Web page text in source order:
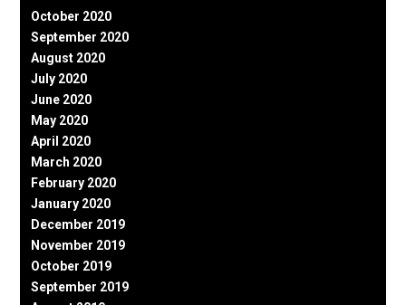
October 2020
September 2020
August 2020
July 2020
June 2020
May 2020
April 2020
March 2020
February 2020
January 2020
December 2019
November 2019
October 2019
September 2019